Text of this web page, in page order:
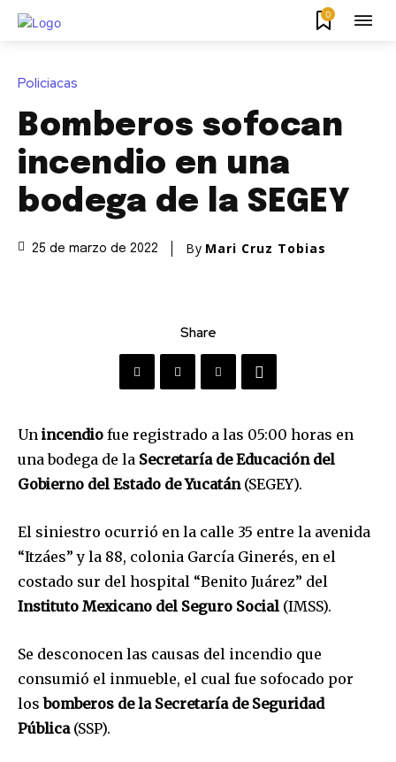
0
Policiacas
Bomberos sofocan
incendio en una
bodega de la SEGEY
25 de marzo de 2022 By Mari Cruz Tobias
Share
Un incendio fue registrado a las 05:00 horas en
una bodega de la Secretaría de Educación del
Gobierno del Estado de Yucatán (SEGEY).
El siniestro ocurrió en la calle 35 entre la avenida
“Itzáes” y la 88, colonia García Ginerés, en el
costado sur del hospital “Benito Juárez” del
Instituto Mexicano del Seguro Social (IMSS).
Se desconocen las causas del incendio que
consumió el inmueble, el cual fue sofocado por
losbomberos de la Secretaría de Seguridad
Pública(SSP).